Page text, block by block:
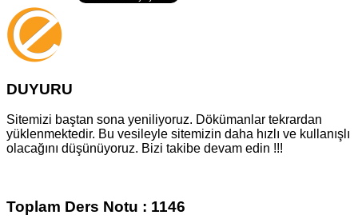
DUYURU
Sitemizi baştan sona yeniliyoruz. Dökümanlar tekrardan
yüklenmektedir. Bu vesileyle sitemizin daha hızlı ve kullanışlı
olacağını düşünüyoruz. Bizi takibe devam edin !!!
Toplam Ders Notu : 1146